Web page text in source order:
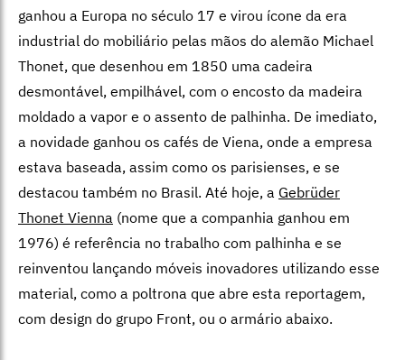
ganhou a Europa no século 17 e virou ícone da era
industrial do mobiliário pelas mãos do alemão Michael
Thonet, que desenhou em 1850 uma cadeira
desmontável, empilhável, com o encosto da madeira
moldado a vapor e o assento de palhinha. De imediato,
a novidade ganhou os cafés de Viena, onde a empresa
estava baseada, assim como os parisienses, e se
destacou também no Brasil. Até hoje, a Gebrüder
Thonet Vienna (nome que a companhia ganhou em
1976) é referência no trabalho com palhinha e se
reinventou lançando móveis inovadores utilizando esse
material, como a poltrona que abre esta reportagem,
com design do grupo Front, ou o armário abaixo.